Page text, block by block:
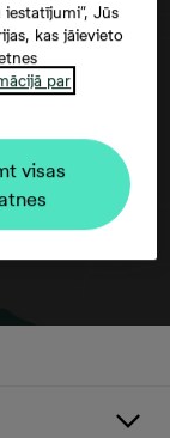
datu
Jūs
kas jāievieto
par
visas